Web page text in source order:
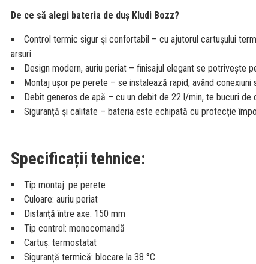
De ce să alegi bateria de duș Kludi Bozz?
Control termic sigur și confortabil – cu ajutorul cartușului
arsuri.
Design modern, auriu periat – finisajul elegant se potrivește
Montaj ușor pe perete – se instalează rapid, având
Debit generos de apă – cu un debit de 22 l/min, te bucuri de
Siguranță și calitate – bateria este echipată cu protecție
Specificații tehnice:
Tip montaj: pe perete
Culoare: auriu periat
Distanță între axe: 150 mm
Tip control: monocomandă
Cartuș: termostatat
Siguranță termică: blocare la 38 °C